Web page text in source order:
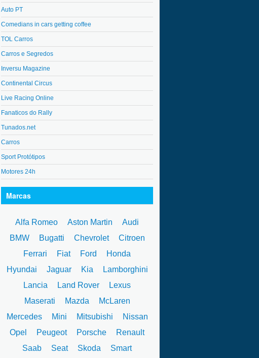
Auto PT
Comedians in cars getting coffee
TOL Carros
Carros e Segredos
Inversu Magazine
Continental Circus
Live Racing Online
Fanaticos do Rally
Tunados.net
Carros
Sport Protótipos
Motores 24h
Marcas
Alfa Romeo Aston Martin
Audi
BMW
Bugatti Chevrolet
Citroen
Ferrari
Fiat Ford
Honda
Hyundai
Jaguar Kia
Lamborghini
Lancia
Land Rover
Lexus
Maserati
Mazda
McLaren
Mercedes
Mini Mitsubishi
Nissan
Opel
Peugeot Porsche
Renault
Saab
Seat Skoda Smart